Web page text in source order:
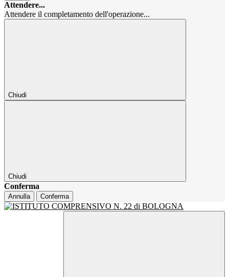
Attendere...
Attendere il completamento dell'operazione...
Chiudi
Chiudi
Conferma
Annulla Conferma